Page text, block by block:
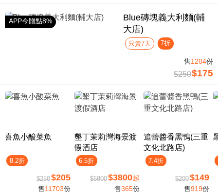
APP今贈點8%
Blue磚塊義大利麵(輔
大店)
只賣7天 7折
售1204份
$250$175
喜魚小酸菜魚
8.2折
$250$205
售11703份
墾丁茉莉灣海景渡
假酒店
6.5折
$5800$3800起
售365份
追蕾醬香黑鴨(三重
文化北路店)
7.4折
$200$149
售919份